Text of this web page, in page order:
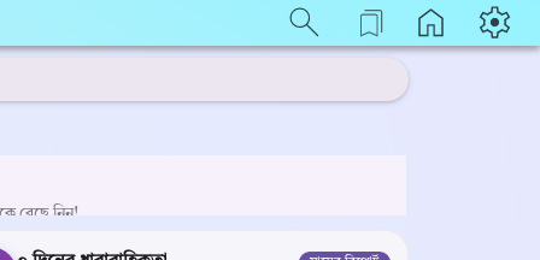
বেছে নিন!